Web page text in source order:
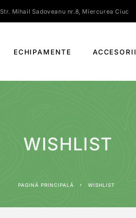
Str. Mihail Sadoveanu nr.8, Miercurea Ciuc
ECHIPAMENTE ACCESORII
WISHLIST
PAGINĂ PRINCIPALĂ WISHLIST